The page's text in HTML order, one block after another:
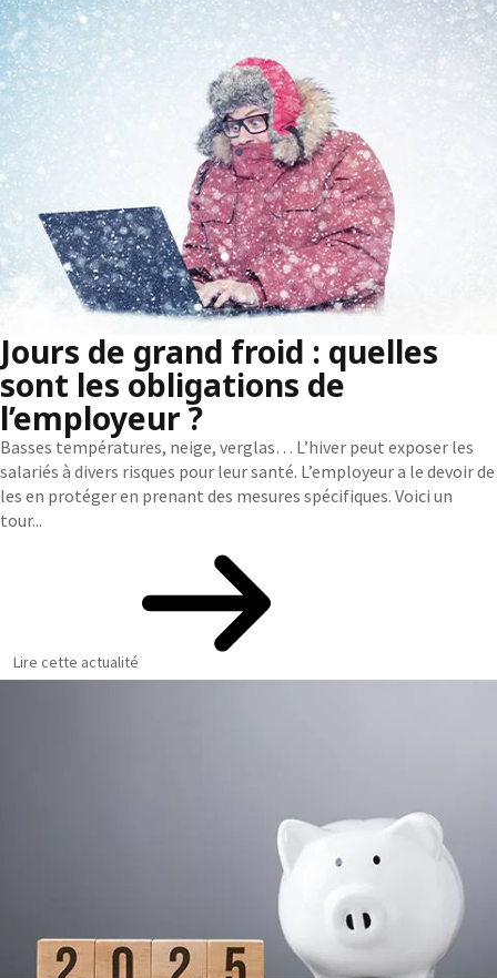
Jours de grand froid : quelles
sont les obligations de
l’employeur ?
Basses températures, neige, verglas… L’hiver peut exposer les
salariés à divers risques pour leur santé. L’employeur a le devoir de
les en protéger en prenant des mesures spécifiques. Voici un
tour...
Lire cette actualité